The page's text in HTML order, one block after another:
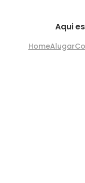
Aqui
HomeAlugar